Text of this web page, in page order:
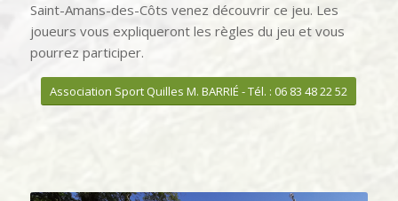
Saint-Amans-des-Côts venez découvrir ce jeu. Les
joueurs vous expliqueront les règles du jeu et vous
pourrez participer.
Association Sport Quilles M. BARRIÉ - Tél. : 06 83 48 22 52